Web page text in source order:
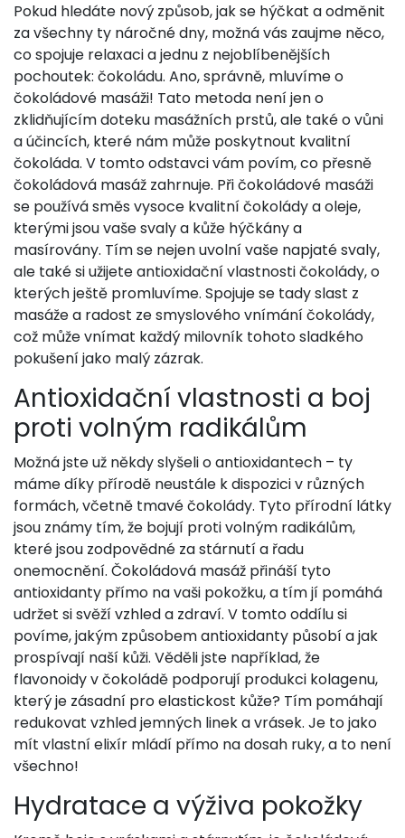
Pokud hledáte nový způsob, jak se hýčkat a odměnit
za všechny ty náročné dny, možná vás zaujme něco,
co spojuje relaxaci a jednu z nejoblíbenějších
pochoutek: čokoládu. Ano, správně, mluvíme o
čokoládové masáži! Tato metoda není jen o
zklidňujícím doteku masážních prstů, ale také o vůni
a účincích, které nám může poskytnout kvalitní
čokoláda. V tomto odstavci vám povím, co přesně
čokoládová masáž zahrnuje. Při čokoládové masáži
se používá směs vysoce kvalitní čokolády a oleje,
kterými jsou vaše svaly a kůže hýčkány a
masírovány. Tím se nejen uvolní vaše napjaté svaly,
ale také si užijete antioxidační vlastnosti čokolády, o
kterých ještě promluvíme. Spojuje se tady slast z
masáže a radost ze smyslového vnímání čokolády,
což může vnímat každý milovník tohoto sladkého
pokušení jako malý zázrak.
Antioxidační vlastnosti a boj
proti volným radikálům
Možná jste už někdy slyšeli o antioxidantech – ty
máme díky přírodě neustále k dispozici v různých
formách, včetně tmavé čokolády. Tyto přírodní látky
jsou známy tím, že bojují proti volným radikálům,
které jsou zodpovědné za stárnutí a řadu
onemocnění. Čokoládová masáž přináší tyto
antioxidanty přímo na vaši pokožku, a tím jí pomáhá
udržet si svěží vzhled a zdraví. V tomto oddílu si
povíme, jakým způsobem antioxidanty působí a jak
prospívají naší kůži. Věděli jste například, že
flavonoidy v čokoládě podporují produkci kolagenu,
který je zásadní pro elastickost kůže? Tím pomáhají
redukovat vzhled jemných linek a vrásek. Je to jako
mít vlastní elixír mládí přímo na dosah ruky, a to není
všechno!
Hydratace a výživa pokožky